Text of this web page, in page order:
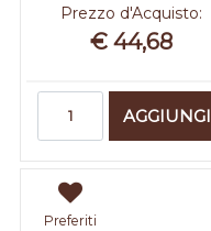
Prezzo d'Acquisto:
€ 44,68
AGGIUNGI
Preferiti